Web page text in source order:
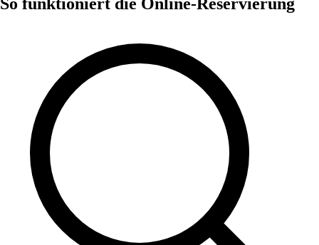
So funktioniert die Online-Reservierung